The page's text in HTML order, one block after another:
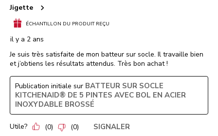
Jigette
ÉCHANTILLON DU PRODUIT REÇU
il y a 2 ans
Je suis très satisfaite de mon batteur sur socle. Il travaille bien
et j’obtiens les résultats attendus. Très bon achat !
Publication initiale sur BATTEUR SUR SOCLE
KITCHENAID® DE 5 PINTES AVEC BOL EN ACIER
INOXYDABLE BROSSÉ
Utile? (0) (0) SIGNALER